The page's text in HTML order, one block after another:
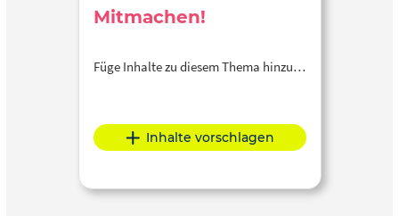
Mitmachen!
Füge Inhalte zu diesem Thema hinzu…
Inhalte vorschlagen